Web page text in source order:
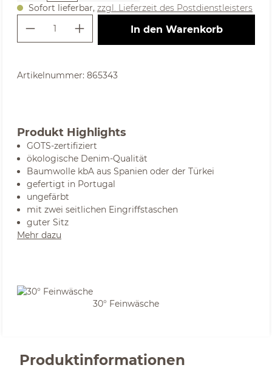
Sofort lieferbar, zzgl. Lieferzeit des Postdienstleisters
Produkt Anzahl: Gib den
In den Warenkorb
Artikelnummer: 865343
Produkt Highlights
GOTS-zertifiziert
ökologische Denim-Qualität
Baumwolle kbA aus Spanien oder der Türkei
gefertigt in Portugal
ungefärbt
mit zwei seitlichen Eingriffstaschen
guter Sitz
Mehr dazu
30° Feinwäsche
Produktinformationen